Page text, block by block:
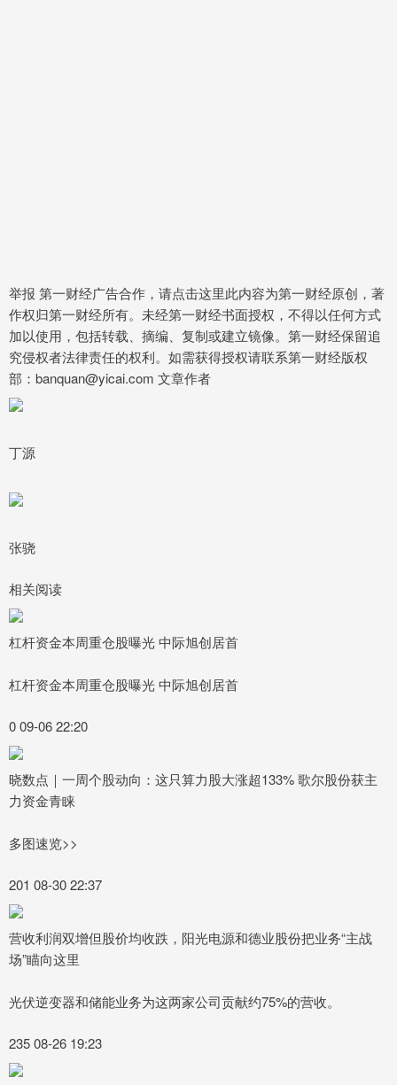
举报 第一财经广告合作，请点击这里此内容为第一财经原创，著
作权归第一财经所有。未经第一财经书面授权，不得以任何方式
加以使用，包括转载、摘编、复制或建立镜像。第一财经保留追
究侵权者法律责任的权利。如需获得授权请联系第一财经版权
部：banquan@yicai.com 文章作者
丁源
张骁
相关阅读
杠杆资金本周重仓股曝光 中际旭创居首
杠杆资金本周重仓股曝光 中际旭创居首
0 09-06 22:20
晓数点｜一周个股动向：这只算力股大涨超133% 歌尔股份获主
力资金青睐
多图速览>>
201 08-30 22:37
营收利润双增但股价均收跌，阳光电源和德业股份把业务“主战
场”瞄向这里
光伏逆变器和储能业务为这两家公司贡献约75%的营收。
235 08-26 19:23